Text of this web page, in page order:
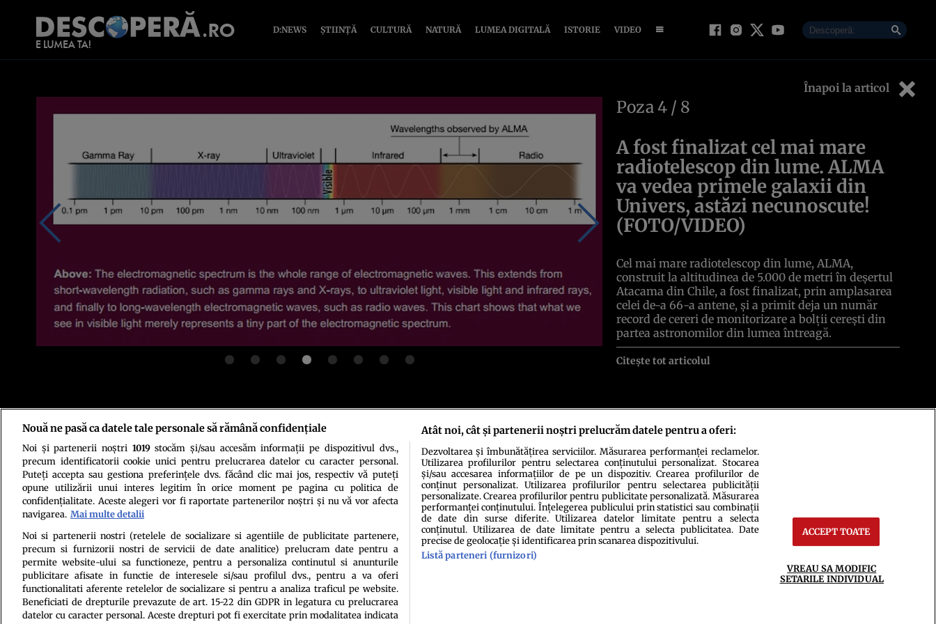
D:NEWS ȘTIINȚĂ CULTURĂ NATURĂ LUMEA DIGITALĂ ISTORIE VIDEO
Înapoi la articol
Poza4 / 8
A fost finalizat cel mai mare
radiotelescop din lume. ALMA
va vedea primele galaxii din
Univers, astăzi necunoscute!
(FOTO/VIDEO)
Cel mai mare radiotelescop din lume, ALMA,
construit la altitudinea de 5.000 de metri în deşertul
Atacama din Chile, a fost finalizat, prin amplasarea
celei de-a 66-a antene, şi a primit deja un număr
record de cereri de monitorizare a bolţii cereşti din
partea astronomilor din lumea întreagă.
Citește tot articolul
Politica de confidenţialitate Politica de cookiesTermeni şi condiţiiEchipa redacționalăContactSetări Cookies
Citarea se poate face în limita a 250 de semne. Nici o instituţie sau persoană (site-uri, instituţii mass-media, firme de monitorizare) nu poate reproduce integral scrierile publicistice purtătoare de Drepturi de Autor.
Decizia ONJN nr. 1598/16.09.2021. Jocurile de noroc sunt interzise minorilor.
Nouă ne pasă ca datele tale personale să rămână confidențiale
Noi și partenerii noștri 1019stocăm și/sau accesăm informații pe dispozitivul dvs.,
precum identificatorii cookie unici pentru prelucrarea datelor cu caracter personal.
Puteți accepta sau gestiona preferințele dvs. făcând clic mai jos, respectiv vă puteți
opune utilizării unui interes legitim în orice moment pe pagina cu politica de
confidențialitate. Aceste alegeri vor fi raportate partenerilor noștri și nu vă vor afecta
navigarea. Mai multe detalii
Noi si partenerii nostri (retelele de socializare si agentiile de publicitate partenere,
precum si furnizorii nostri de servicii de date analitice) prelucram date pentru a
permite website-ului sa functioneze, pentru a personaliza continutul si anunturile
publicitare afisate in functie de interesele si/sau profilul dvs., pentru a va oferi
functionalitati aferente retelelor de socializare si pentru a analiza traficul pe website.
Beneficiati de drepturile prevazute de art. 15-22 din GDPR in legatura cu prelucrarea
datelor cu caracter personal. Aceste drepturi pot fi exercitate prin modalitatea indicata
Atât noi, cât și partenerii noștri prelucrăm datele pentru a oferi:
Dezvoltarea și îmbunătățirea serviciilor. Măsurarea performanței reclamelor.
Utilizarea profilurilor pentru selectarea conținutului personalizat. Stocarea
și/sau accesarea informațiilor de pe un dispozitiv. Crearea profilurilor de
conținut personalizat. Utilizarea profilurilor pentru selectarea publicității
personalizate. Crearea profilurilor pentru publicitate personalizată. Măsurarea
performanței conținutului. Înțelegerea publicului prin statistici sau combinații
de date din surse diferite. Utilizarea datelor limitate pentru a selecta
conținutul. Utilizarea de date limitate pentru a selecta publicitatea. Date
precise de geolocație și identificarea prin scanarea dispozitivului.
Listă parteneri (furnizori)
ACCEPT TOATE
VREAU SA MODIFIC
SETARILE INDIVIDUAL